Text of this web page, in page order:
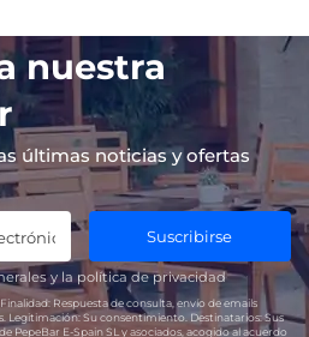
nuestra
últimas noticias y ofertas
Suscribirse
y lapolítica de privacidad
Finalidad: Respuesta de consulta, envío de emails
Legitimación: Su consentimiento. Destinatarios: Sus
PepeBar E-Spain SL y asociados, acogido al acuerdo